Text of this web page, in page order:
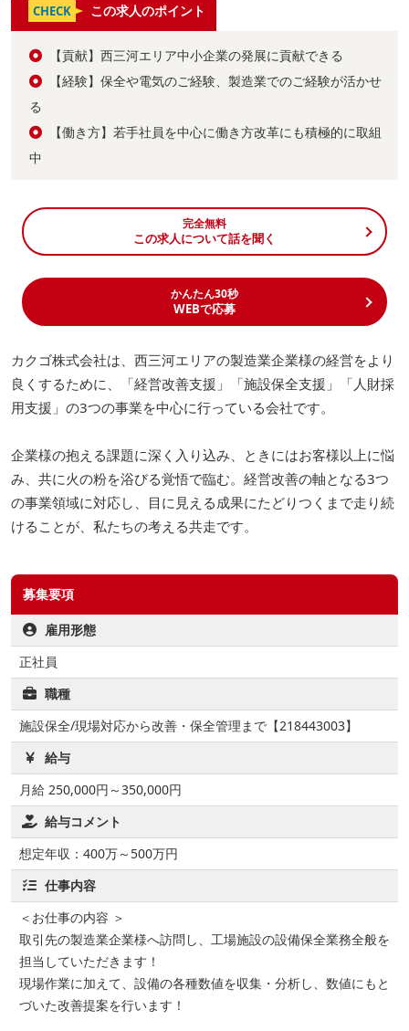
CHECK この求人のポイント
【貢献】西三河エリア中小企業の発展に貢献できる
【経験】保全や電気のご経験、製造業でのご経験が活かせ
る
【働き方】若手社員を中心に働き方改革にも積極的に取組
中
完全無料
この求人について話を聞く
かんたん30秒
WEBで応募
カクゴ株式会社は、西三河エリアの製造業企業様の経営をより
良くするために、「経営改善支援」「施設保全支援」「人財採
用支援」の3つの事業を中心に行っている会社です。
企業様の抱える課題に深く入り込み、ときにはお客様以上に悩
み、共に火の粉を浴びる覚悟で臨む。経営改善の軸となる3つ
の事業領域に対応し、目に見える成果にたどりつくまで走り続
けることが、私たちの考える共走です。
募集要項
雇用形態
正社員
職種
施設保全/現場対応から改善・保全管理まで【218443003】
給与
月給 250,000円～350,000円
給与コメント
想定年収：400万～500万円
仕事内容
＜お仕事の内容 ＞
取引先の製造業企業様へ訪問し、工場施設の設備保全業務全般を
担当していただきます！
現場作業に加えて、設備の各種数値を収集・分析し、数値にもと
づいた改善提案を行います！